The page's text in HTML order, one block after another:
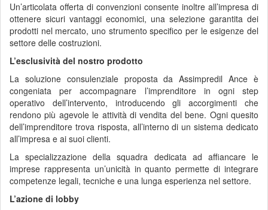
Un’articolata offerta di convenzioni consente inoltre all’impresa di
ottenere sicuri vantaggi economici, una selezione garantita dei
prodotti nel mercato, uno strumento specifico per le esigenze del
settore delle costruzioni.
L’esclusività del nostro prodotto
La soluzione consulenziale proposta da Assimpredil Ance è
congeniata per accompagnare l’imprenditore in ogni step
operativo dell’intervento, introducendo gli accorgimenti che
rendono più agevole le attività di vendita del bene. Ogni quesito
dell’imprenditore trova risposta, all’interno di un sistema dedicato
all’impresa e ai suoi clienti.
La specializzazione della squadra dedicata ad affiancare le
imprese rappresenta un’unicità in quanto permette di integrare
competenze legali, tecniche e una lunga esperienza nel settore.
L’azione di lobby